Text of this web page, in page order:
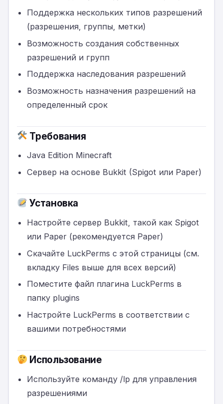
Поддержка нескольких типов разрешений
(разрешения, группы, метки)
Возможность создания собственных
разрешений и групп
Поддержка наследования разрешений
Возможность назначения разрешений на
определенный срок
Требования
Java Edition Minecraft
Сервер на основе Bukkit (Spigot или Paper)
Установка
Настройте сервер Bukkit, такой как Spigot
или Paper (рекомендуется Paper)
Скачайте LuckPerms с этой страницы (см.
вкладку Files выше для всех версий)
Поместите файл плагина LuckPerms в
папку plugins
Настройте LuckPerms в соответствии с
вашими потребностями
Использование
Используйте команду /lp для управления
разрешениями